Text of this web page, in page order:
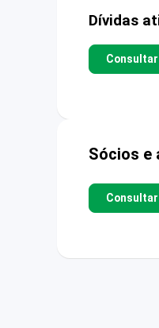
Dívidas
Consultar
Sócios e
Consultar